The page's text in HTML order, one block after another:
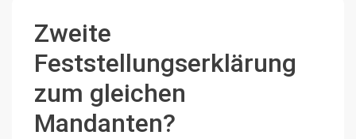
Zweite
Feststellungserklärung
zum gleichen
Mandanten?